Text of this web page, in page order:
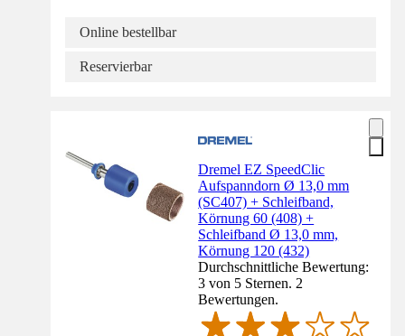
Online bestellbar
Reservierbar
Dremel EZ SpeedClic
Aufspanndorn Ø 13,0 mm
(SC407) + Schleifband,
Körnung 60 (408) +
Schleifband Ø 13,0 mm,
Körnung 120 (432)
Durchschnittliche Bewertung:
3 von 5 Sternen. 2
Bewertungen.